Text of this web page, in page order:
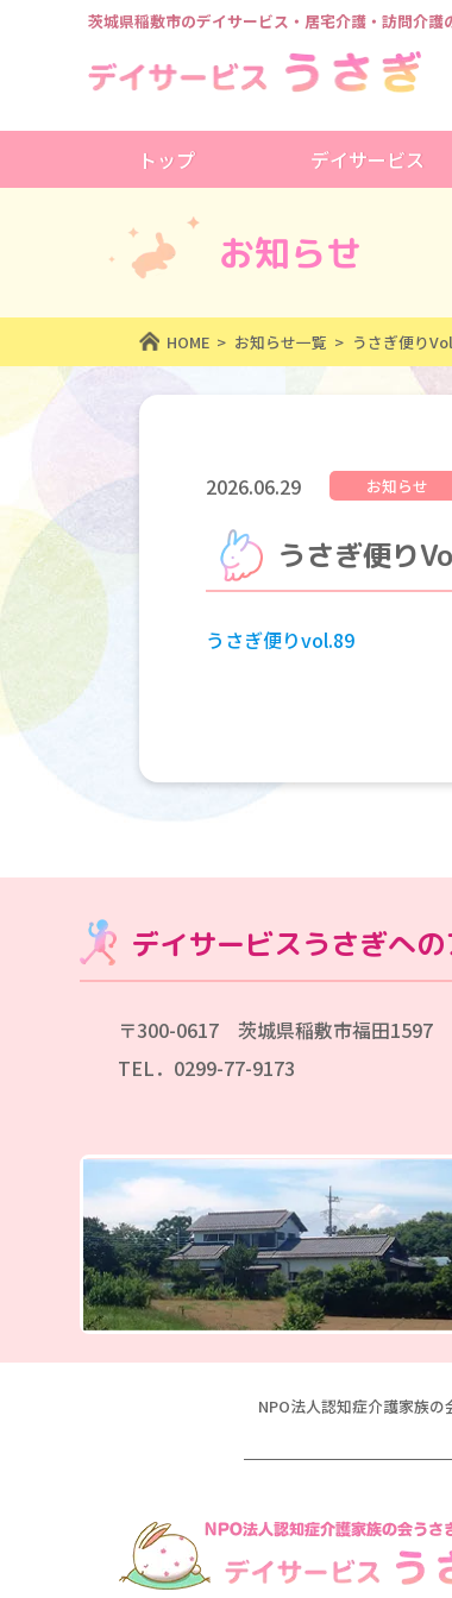
茨城県稲敷市のデイサービス・居宅介護・訪問介護
トップ デイサービス
お知らせ
HOME お知らせ一覧 うさぎ便り
2026.06.29 お知らせ
うさぎ便り
うさぎ便りvol.89
デイサービスうさぎへ
〒300-0617 茨城県稲敷市福田1597
TEL．0299-77-9173
NPO法人認知症介護家族